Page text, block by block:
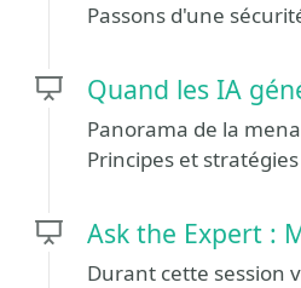
Passons d'une
Quand les IA
Panorama de la
Principes et
Ask the Expert :
Durant cette session